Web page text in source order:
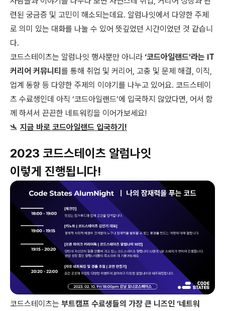
련된 궁금증 및 고민이 해소되는데요. 알럼나잇에서 다양한 주제
로 의미 있는 대화를 나눌 수 있어 뜻깊었던 시간이었던 것 같습니
다.
코드스테이츠는 알럼나잇 행사뿐만 아니라 ‘코드아일랜드’라는 IT
커리어 커뮤니티 를 통해 취업 및 커리어, 고충 및 문제 해결, 이직,
업계 동향 등 다양한 주제의 이야기를 나누고 있어요. 코드스테이
츠 수료생인데 아직 ‘코드아일랜드’에 입국하지 않았다면, 어서 함
께 하셔서 끈끈한 네트워킹을 이어가보세요!
🛬 지금 바로 코드아일랜드 입국하기!
2023 코드스테이츠 알럼나잇
이렇게 진행됩니다!
코드스테이츠는 부트캠프 수료생들의 가장 큰 니즈인 ‘네트워